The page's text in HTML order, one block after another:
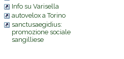
Info su Varisella
autovelox a Torino
sanctusaegidius:
promozione sociale
sangilliese